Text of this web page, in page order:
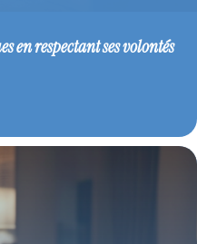
en respectant ses volontés